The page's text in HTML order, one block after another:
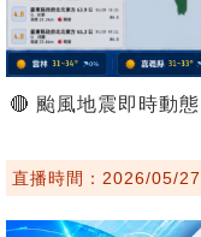
🔴 颱風地震即時動
直播時間：2026/05/